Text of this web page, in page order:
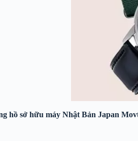
hồ sở hữu máy Nhật Bản Japan